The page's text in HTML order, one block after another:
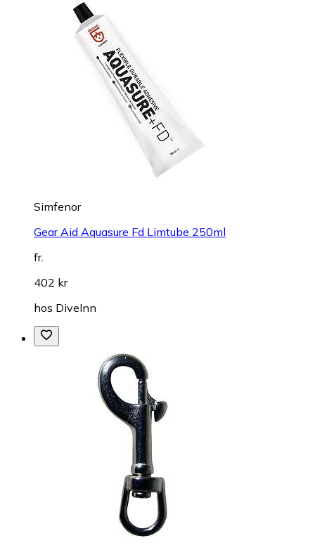
Simfenor
Gear Aid Aquasure Fd Limtube 250ml
fr.
402 kr
hos DiveInn